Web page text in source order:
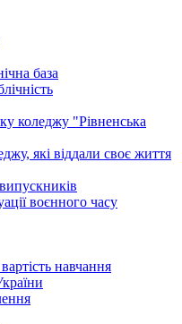
база
коледжу "Рівненська
які віддали своє життя
воєнного часу
навчання